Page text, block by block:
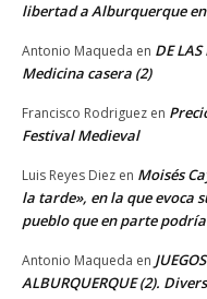
libertad a Alburquerque
Antonio Maqueda en DE LAS
Medicina casera (2)
Francisco Rodriguez en
Festival Medieval
Luis Reyes Diez en Moisés
la tarde», en la que evoca
pueblo que en parte
Antonio Maqueda en
ALBURQUERQUE (2).